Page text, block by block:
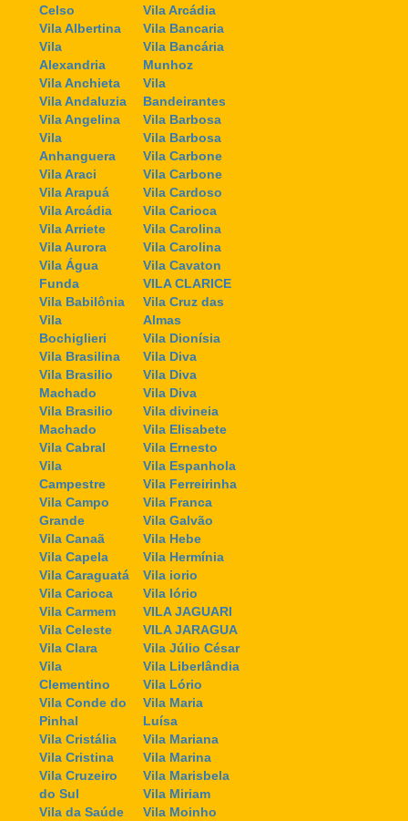
Celso
Vila Albertina
Vila
Alexandria
Vila Anchieta
Vila Andaluzia
Vila Angelina
Vila
Anhanguera
Vila Araci
Vila Arapuá
Vila Arcádia
Vila Arriete
Vila Aurora
Vila Água
Funda
Vila Babilônia
Vila
Bochiglieri
Vila Brasilina
Vila Brasilio
Machado
Vila Brasilio
Machado
Vila Cabral
Vila
Campestre
Vila Campo
Grande
Vila Canaã
Vila Capela
Vila Caraguatá
Vila Carioca
Vila Carmem
Vila Celeste
Vila Clara
Vila
Clementino
Vila Conde do
Pinhal
Vila Cristália
Vila Cristina
Vila Cruzeiro
do Sul
Vila da Saúde
Vila Arcádia
Vila Bancaria
Vila Bancária
Munhoz
Vila
Bandeirantes
Vila Barbosa
Vila Barbosa
Vila Carbone
Vila Carbone
Vila Cardoso
Vila Carioca
Vila Carolina
Vila Carolina
Vila Cavaton
VILA CLARICE
Vila Cruz das
Almas
Vila Dionísia
Vila Diva
Vila Diva
Vila Diva
Vila divineia
Vila Elisabete
Vila Ernesto
Vila Espanhola
Vila Ferreirinha
Vila Franca
Vila Galvão
Vila Hebe
Vila Hermínia
Vila iorio
Vila Iório
VILA JAGUARI
VILA JARAGUA
Vila Júlio César
Vila Liberlândia
Vila Lório
Vila Maria
Luísa
Vila Mariana
Vila Marina
Vila Marisbela
Vila Miriam
Vila Moinho